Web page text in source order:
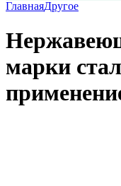
ГлавнаяДругое
марки